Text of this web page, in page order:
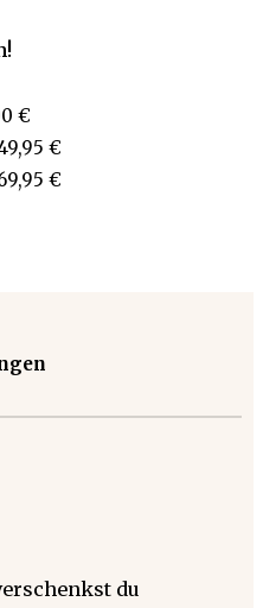
€
€
€
du